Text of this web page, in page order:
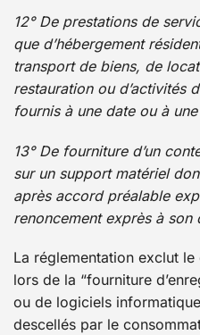
12° De prestations de
que d’hébergement
transport de biens, de
restauration ou d’activités
fournis à une date ou à
13° De fourniture d’un
sur un support matériel
après accord préalable
renoncement exprès à son
La réglementation exclut
lors de la “fourniture
ou de logiciels
descellés par le